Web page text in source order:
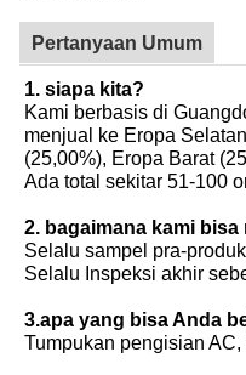
Pertanyaan Umum
1. siapa kita?
Kami berbasis di
menjual ke Eropa
(25,00%), Eropa Barat
Ada total sekitar 51-100
2. bagaimana kami
Selalu sampel pra-
Selalu Inspeksi akhir
3.apa yang bisa Anda
Tumpukan pengisian